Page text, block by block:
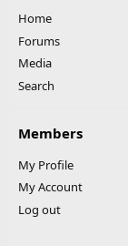
Home
Forums
Media
Search
Members
My Profile
My Account
Log out